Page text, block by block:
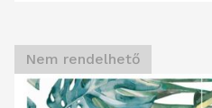
Nem rendelhető